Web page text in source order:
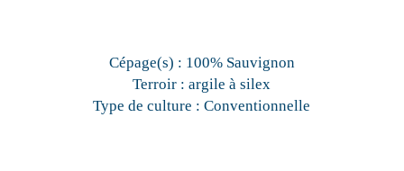
Cépage(s) : 100% Sauvignon
Terroir : argile à silex
Type de culture : Conventionnelle